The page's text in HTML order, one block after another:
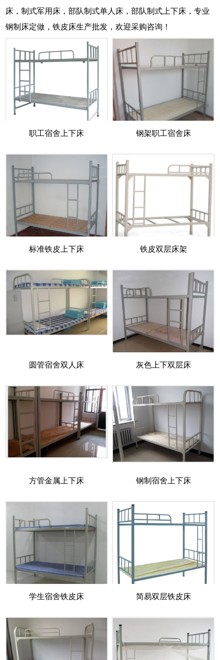
床，制式军用床，部队制式单人床，部队制式上下床，专业
钢制床定做，铁皮床生产批发，欢迎采购咨询！
职工宿舍上下床 钢架职工宿舍床
标准铁皮上下床 铁皮双层床架
圆管宿舍双人床 灰色上下双层床
方管金属上下床 钢制宿舍上下床
学生宿舍铁皮床 简易双层铁皮床